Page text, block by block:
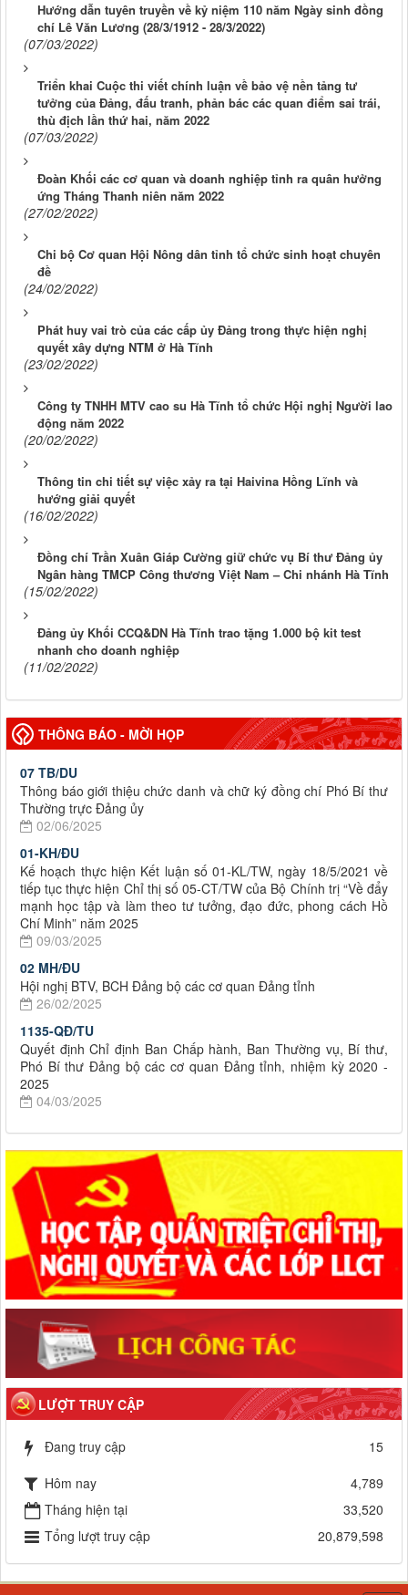
Hướng dẫn tuyên truyền về kỷ niệm 110 năm Ngày sinh đồng
chí Lê Văn Lương (28/3/1912 - 28/3/2022)
(07/03/2022)
Triển khai Cuộc thi viết chính luận về bảo vệ nền tảng tư
tưởng của Đảng, đấu tranh, phản bác các quan điểm sai trái,
thù địch lần thứ hai, năm 2022
(07/03/2022)
Đoàn Khối các cơ quan và doanh nghiệp tỉnh ra quân hưởng
ứng Tháng Thanh niên năm 2022
(27/02/2022)
Chi bộ Cơ quan Hội Nông dân tỉnh tổ chức sinh hoạt chuyên
đề
(24/02/2022)
Phát huy vai trò của các cấp ủy Đảng trong thực hiện nghị
quyết xây dựng NTM ở Hà Tĩnh
(23/02/2022)
Công ty TNHH MTV cao su Hà Tĩnh tổ chức Hội nghị Người lao
động năm 2022
(20/02/2022)
Thông tin chi tiết sự việc xảy ra tại Haivina Hồng Lĩnh và
hướng giải quyết
(16/02/2022)
Đồng chí Trần Xuân Giáp Cường giữ chức vụ Bí thư Đảng ủy
Ngân hàng TMCP Công thương Việt Nam – Chi nhánh Hà Tĩnh
(15/02/2022)
Đảng ủy Khối CCQ&DN Hà Tĩnh trao tặng 1.000 bộ kit test
nhanh cho doanh nghiệp
(11/02/2022)
THÔNG BÁO - MỜI HỌP
07 TB/DU
Thông báo giới thiệu chức danh và chữ ký đồng chí Phó Bí thư
Thường trực Đảng ủy
02/06/2025
01-KH/ĐU
Kế hoạch thực hiện Kết luận số 01-KL/TW, ngày 18/5/2021 về
tiếp tục thực hiện Chỉ thị số 05-CT/TW của Bộ Chính trị “Về đẩy
mạnh học tập và làm theo tư tưởng, đạo đức, phong cách Hồ
Chí Minh” năm 2025
09/03/2025
02 MH/ĐU
Hội nghị BTV, BCH Đảng bộ các cơ quan Đảng tỉnh
26/02/2025
1135-QĐ/TU
Quyết định Chỉ định Ban Chấp hành, Ban Thường vụ, Bí thư,
Phó Bí thư Đảng bộ các cơ quan Đảng tỉnh, nhiệm kỳ 2020 -
2025
04/03/2025
LƯỢT TRUY CẬP
Đang truy cập
15
Hôm nay
4,789
Tháng hiện tại
33,520
Tổng lượt truy cập
20,879,598